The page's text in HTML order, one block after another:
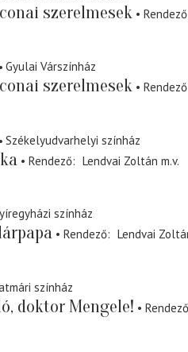
szerelmesek Rendező
Gyulai Várszínház
szerelmesek Rendező
Székelyudvarhelyi színház
Rendező Lendvai Zoltán m.v.
színház
Rendező
Lendvai
színház
doktor Mengele! Rendező